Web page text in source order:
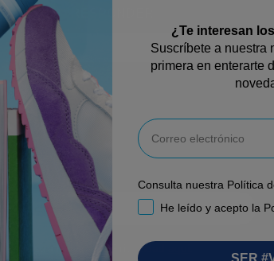
a nuestra
#Vital
5€ de descuento
electrónico
nuestra Política de Privacidad
¿Te interesan
Suscríbete a nuestra
primera en enterarte
Email
Consulta nuestra Política
RGPDHe leído y acepto la
SER